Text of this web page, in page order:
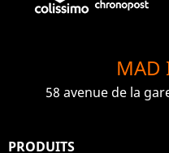
MAD
58 avenue de la
PRODUITS